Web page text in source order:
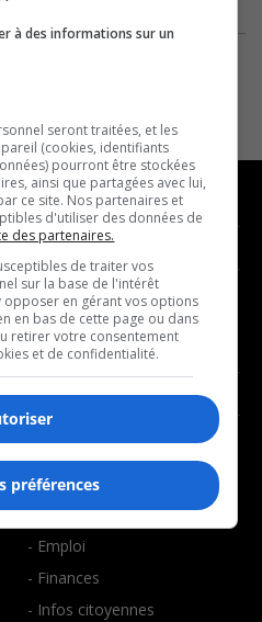
MUSIQUE
- Décompte franco
- Joué récemment
BALADOS
- Art de vivre
- Bien-être
- Emploi
- Finances
- Infos citoyennes
à des informations sur un
seront traitées, et les
(cookies, identifiants
pourront être stockées
ainsi que partagées avec lui,
ce site. Nos partenaires et
d'utiliser des données de
des partenaires.
de traiter vos
sur la base de l'intérêt
opposer en gérant vos options
en bas de cette page ou dans
retirer votre consentement
et de confidentialité.
préférences